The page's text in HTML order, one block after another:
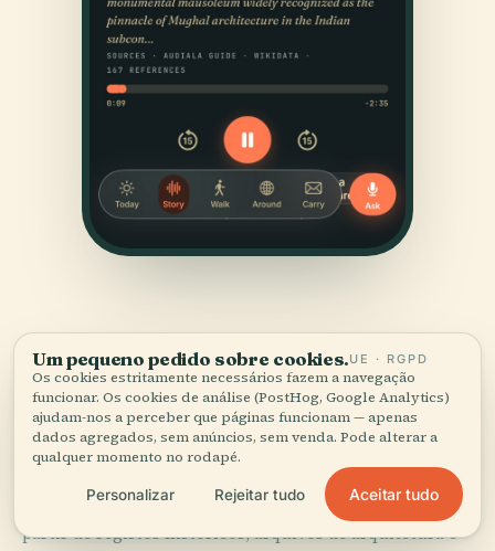
FONTES
Verificado,e mostrado.
Pesquisado e escrito pela equipa editorial da Audiala a
partir de registos históricos, arquivos de arquitetura e
Um pequeno pedido sobre cookies.UE · RGPD
Os cookies estritamente necessários fazem a navegação
funcionar. Os cookies de análise (PostHog, Google Analytics)
ajudam-nos a perceber que páginas funcionam — apenas
dados agregados, sem anúncios, sem venda. Pode alterar a
qualquer momento no rodapé.
Personalizar Rejeitar tudo Aceitar tudo